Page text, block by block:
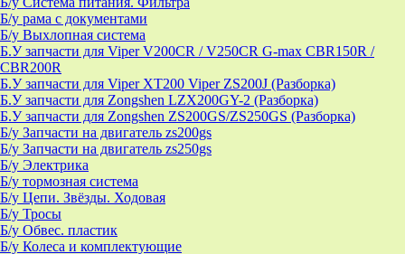
Б/у рама с документами
Б/у Выхлопная система
Б.У запчасти для Viper V200CR / V250CR G-max CBR150R /
CBR200R
Б.У запчасти для Viper XT200 Viper ZS200J (Разборка)
Б.У запчасти для Zongshen LZX200GY-2 (Разборка)
Б.У запчасти для Zongshen ZS200GS/ZS250GS (Разборка)
Б/у Запчасти на двигатель zs200gs
Б/у Запчасти на двигатель zs250gs
Б/у Электрика
Б/у тормозная система
Б/у Цепи. Звёзды. Ходовая
Б/у Тросы
Б/у Обвес. пластик
Б/у Колеса и комплектующие